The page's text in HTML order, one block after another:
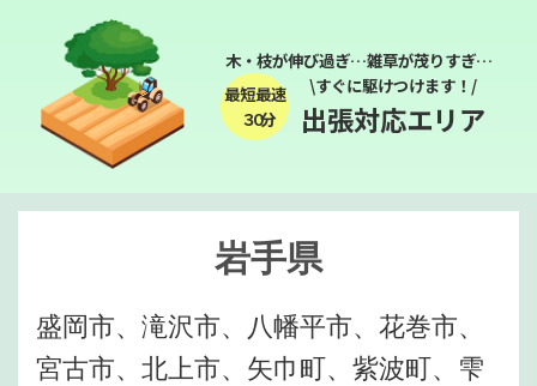
木・枝が伸び過ぎ…雑草が茂りすぎ…
最短最速
３０分
\すぐに駆けつけます！/
出張対応エリア
岩手県
盛岡市、滝沢市、八幡平市、花巻市、
宮古市、北上市、矢巾町、紫波町、雫